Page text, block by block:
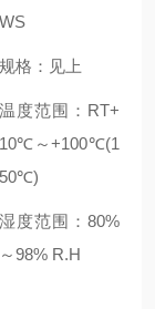
WS
规格：见上
温度范围：RT+
10℃～+100℃(1
50℃)
湿度范围：80%
～98% R.H